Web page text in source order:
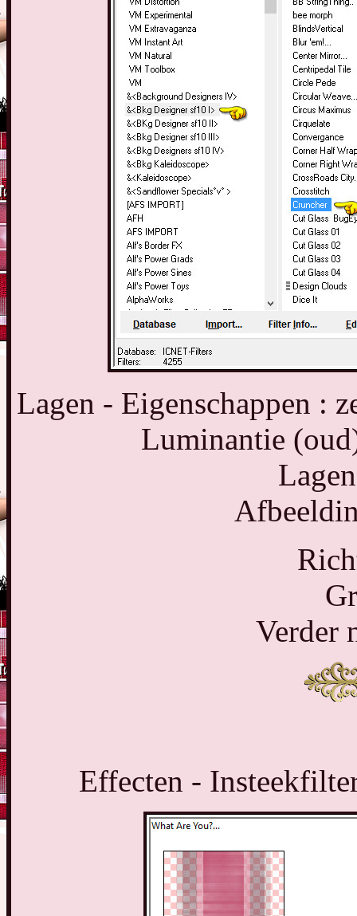
Lagen - Eigenschappen :
Luminantie
Verder
Effecten -